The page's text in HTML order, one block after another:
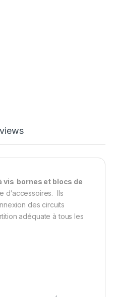
vis bornes et blocs de
d’accessoires. Ils
des circuits
adéquate à tous les